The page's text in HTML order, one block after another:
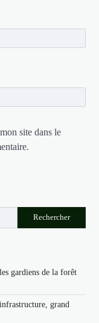
site dans le
Rechercher
gardiens de la forêt
grand